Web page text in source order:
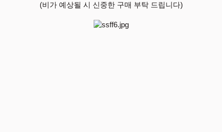
(비가 예상될 시 신중한 구매 부탁 드립니다)